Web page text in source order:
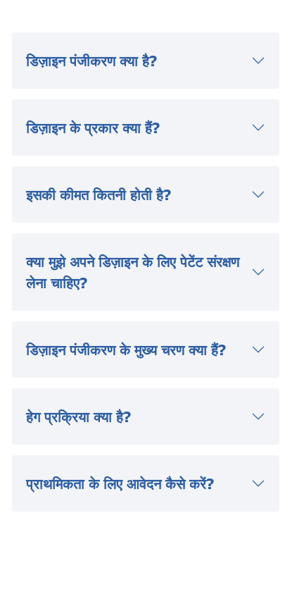
डिज़ाइन पंजीकरण क्या है?
डिज़ाइन के प्रकार क्या हैं?
इसकी कीमत कितनी होती है?
क्या मुझे अपने डिज़ाइन के लिए पेटेंट संरक्षण
लेना चाहिए?
डिज़ाइन पंजीकरण के मुख्य चरण क्या हैं?
हेग प्रक्रिया क्या है?
प्राथमिकता के लिए आवेदन कैसे करें?